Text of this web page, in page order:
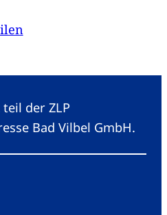
der ZLP
Bad Vilbel GmbH.